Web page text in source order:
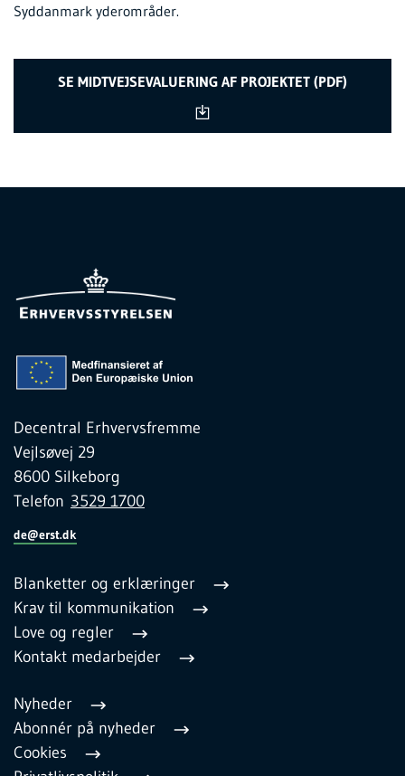
Syddanmark yderområder.
SE MIDTVEJSEVALUERING AF PROJEKTET (PDF)
Decentral Erhvervsfremme
Vejlsøvej 29
8600 Silkeborg
Telefon 3529 1700
de@erst.dk
Blanketter og erklæringer
Krav til kommunikation
Love og regler
Kontakt medarbejder
Nyheder
Abonnér på nyheder
Cookies